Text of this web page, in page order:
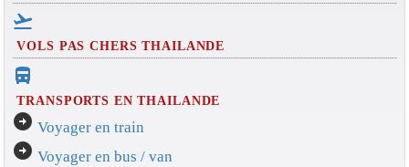
flight_takeoff
VOLS PAS CHERS THAILANDE
directions_bus_filled
TRANSPORTS EN THAILANDE
arrow_circle_right Voyager en train
arrow_circle_right Voyager en bus / van